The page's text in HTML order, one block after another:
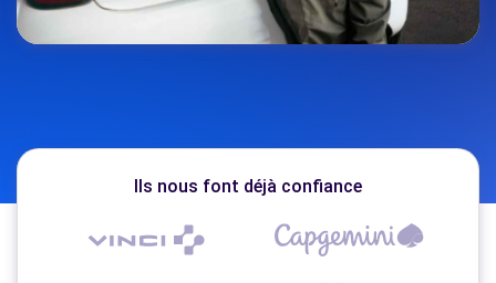
Ils nous font déjà confiance